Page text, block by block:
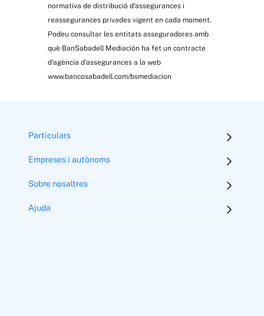
normativa de distribució d'assegurances i
reassegurances privades vigent en cada moment.
Podeu consultar les entitats asseguradores amb
què BanSabadell Mediación ha fet un contracte
d'agència d'assegurances a la web
www.bancosabadell.com/bsmediacion
Particulars
Empreses i autònoms
Sobre nosaltres
Ajuda